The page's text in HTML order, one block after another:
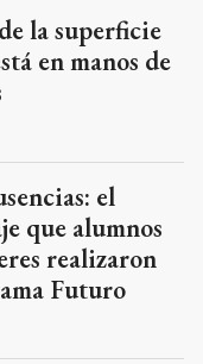
la superficie
en manos de
el
que alumnos
realizaron
Futuro